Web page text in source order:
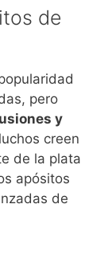
de
pero
y
creen
de la plata
apósitos
de